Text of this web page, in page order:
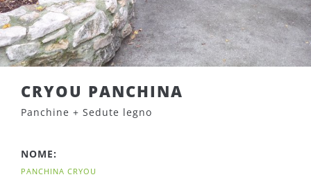
CRYOU PANCHINA
Panchine + Sedute legno
NOME:
PANCHINA CRYOU